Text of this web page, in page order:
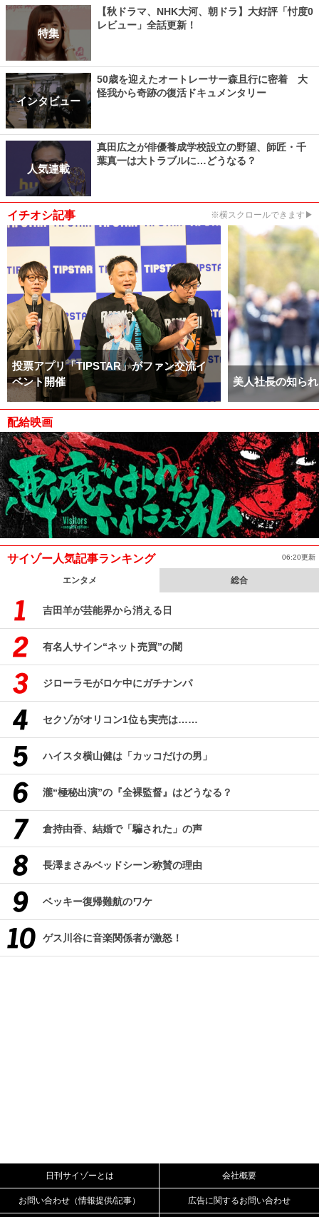
特集
【秋ドラマ、NHK大河、朝ドラ】大好評「忖度0
レビュー」全話更新！
インタビュー
50歳を迎えたオートレーサー森且行に密着 大
怪我から奇跡の復活ドキュメンタリー
人気連載
真田広之が俳優養成学校設立の野望、師匠・千
葉真一は大トラブルに…どうなる？
イチオシ記事 ※横スクロールできます▶
投票アプリ「TIPSTAR」がファン交流イ
ベント開催
美人社長の知ら
配給映画
サイゾー人気記事ランキング 06:20更新
エンタメ 総合
吉田羊が芸能界から消える日
有名人サイン“ネット売買”の闇
ジローラモがロケ中にガチナンパ
セクゾがオリコン1位も実売は……
ハイスタ横山健は「カッコだけの男」
瀧“極秘出演”の『全裸監督』はどうなる？
倉持由香、結婚で「騙された」の声
長澤まさみベッドシーン称賛の理由
ベッキー復帰難航のワケ
ゲス川谷に音楽関係者が激怒！
日刊サイゾーとは 会社概要
お問い合わせ（情報提供/記事） 広告に関するお問い合わせ